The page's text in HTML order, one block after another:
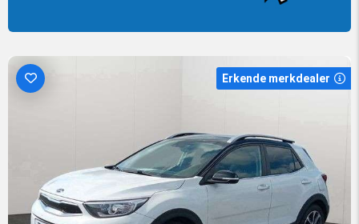
Erkende merkdealer